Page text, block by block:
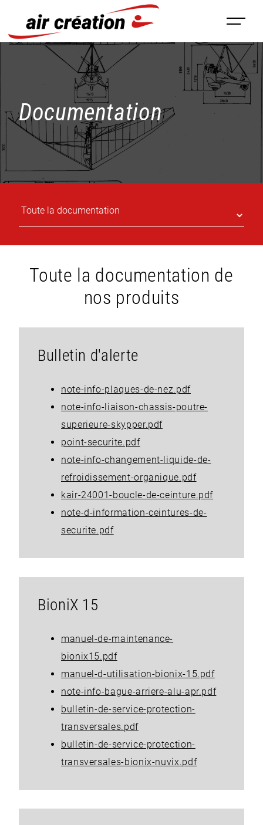
Documentation
Toute la documentation de
nos produits
Bulletin d'alerte
note-info-plaques-de-nez.pdf
note-info-liaison-chassis-poutre-
superieure-skypper.pdf
point-securite.pdf
note-info-changement-liquide-de-
refroidissement-organique.pdf
kair-24001-boucle-de-ceinture.pdf
note-d-information-ceintures-de-
securite.pdf
BioniX 15
manuel-de-maintenance-
bionix15.pdf
manuel-d-utilisation-bionix-15.pdf
note-info-bague-arriere-alu-apr.pdf
bulletin-de-service-protection-
transversales.pdf
bulletin-de-service-protection-
transversales-bionix-nuvix.pdf
Panneau de gestion des cookies